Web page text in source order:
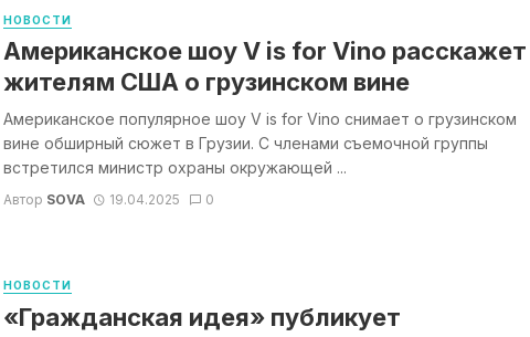
НОВОСТИ
Американское шоу V is for Vino расскажет
жителям США о грузинском вине
Американское популярное шоу V is for Vino снимает о грузинском
вине обширный сюжет в Грузии. С членами съемочной группы
встретился министр охраны окружающей ...
Автор SOVA 19.04.2025 0
НОВОСТИ
«Гражданская идея» публикует